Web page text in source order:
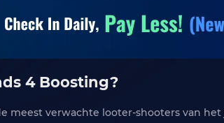
4 Boosting?
meest verwachte looter-shooters van